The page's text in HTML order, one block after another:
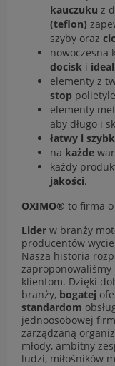
kauczuku z
(teflon)
szyby oraz
nowoczesna
docisk i
elementy z
stop
elementy
aby długo i
łatwy i
na każde
każdy
jakości.
OXIMO® to firma o
Lider w branży
producentów
Nasza historia
zaproponowaliśmy
klientom. Dzięki
branży, bogatej
standardom
jednoosobowej
zarządzaną
młody, ambitny
ludzi, miłośników